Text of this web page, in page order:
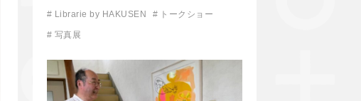
# Librarie by HAKUSEN # トークショー
# 写真展